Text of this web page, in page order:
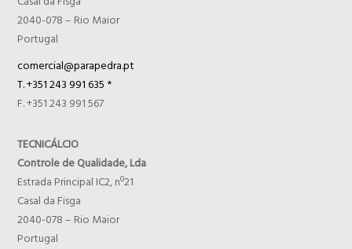
2040-078 – Rio Maior
Portugal
comercial@parapedra.pt
T. +351 243 991 635 *
F. +351 243 991 567
TECNICÁLCIO
Controle de Qualidade, Lda
Estrada Principal IC2, nº21
Casal da Fisga
2040-078 – Rio Maior
Portugal